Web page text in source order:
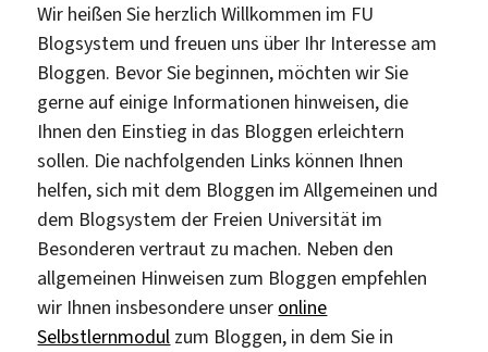
Sprache
ist?
Wir heißen Sie herzlich Willkommen im FU
Blogsystem und freuen uns über Ihr Interesse am
Bloggen. Bevor Sie beginnen, möchten wir Sie
gerne auf einige Informationen hinweisen, die
Ihnen den Einstieg in das Bloggen erleichtern
sollen. Die nachfolgenden Links können Ihnen
helfen, sich mit dem Bloggen im Allgemeinen und
dem Blogsystem der Freien Universität im
Besonderen vertraut zu machen. Neben den
allgemeinen Hinweisen zum Bloggen empfehlen
wir Ihnen insbesondere unser online
Selbstlernmodul zum Bloggen, in dem Sie in